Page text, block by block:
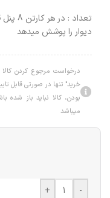
دیوار را پوشش میدهد
درخواست مرجوع کردن
خرید" تنها در صورتی قابل
میباشد
-
+